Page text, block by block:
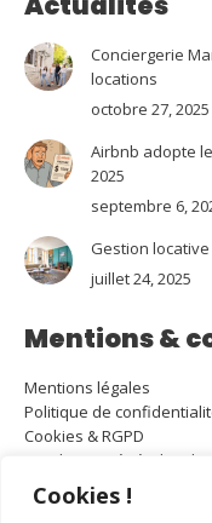
Cookies !
Conciergerie
locations
octobre 27, 2025
Airbnb adopte
2025
septembre 6,
Gestion
juillet 24, 2025
Mentions &
Mentions légales
Politique de
Cookies & RGPD
Conditions générales de
Attestation RC Pro et
Carte Immobilière